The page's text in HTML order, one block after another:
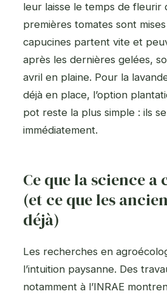
leur laisse le temps de fleurir
premières tomates sont
capucines partent vite et
après les dernières gelées,
avril en plaine. Pour la
déjà en place, l’option
pot reste la plus simple : ils
immédiatement.
Ce que la science
(et ce que les
déjà)
Les recherches en
l’intuition paysanne. Des
notamment à l’INRAE